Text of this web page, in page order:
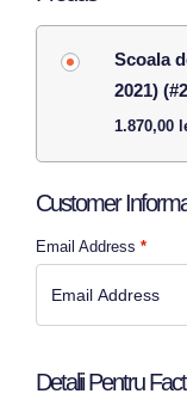
Scoala
2021)
1.870,00
Customer
Email Address *
Detalii Pentru